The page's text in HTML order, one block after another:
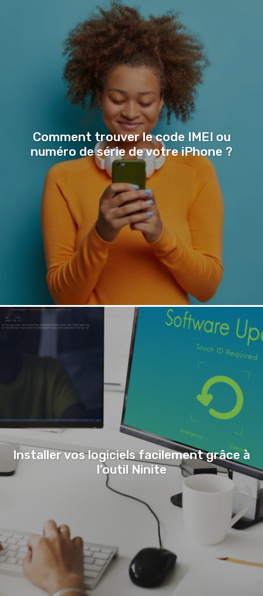
Comment trouver le code IMEI ou
numéro de série de votre iPhone ?
Installer vos logiciels facilement grâce à
l’outil Ninite